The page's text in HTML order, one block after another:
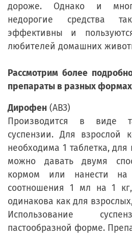
дороже. Однако и
недорогие средства
эффективны и
любителей домашних
Рассмотрим более
препараты в разных
Дирофен (АВЗ)
Производится в виде
суспензии. Для
необходима 1 таблетка, для
можно давать двумя
кормом или нанести
соотношения 1 мл на 1
одинакова как для
Использование
пастообразной форме.